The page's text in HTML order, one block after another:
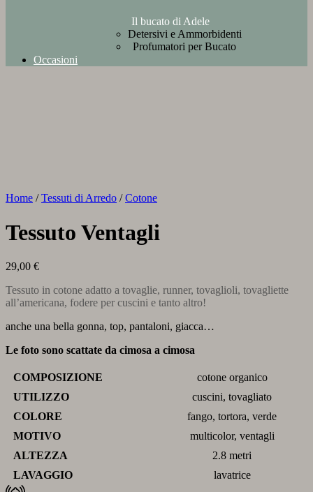
Il bucato di Adele
Detersivi e Ammorbidenti
Profumatori per Bucato
Occasioni
Home / Tessuti di Arredo / Cotone
Tessuto Ventagli
29,00 €
Tessuto in cotone adatto a tovaglie, runner, tovaglioli, tovagliette
all’americana, fodere per cuscini e tanto altro!
anche una bella gonna, top, pantaloni, giacca…
Le foto sono scattate da cimosa a cimosa
COMPOSIZIONE
cotone organico
UTILIZZO
cuscini, tovagliato
COLORE
fango, tortora, verde
MOTIVO
multicolor, ventagli
ALTEZZA
2.8 metri
LAVAGGIO
lavatrice